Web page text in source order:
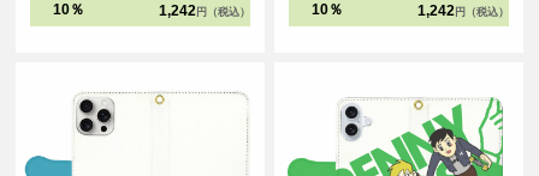
10％ 1,242 円（税込） 10％ 1,242 円（税込）